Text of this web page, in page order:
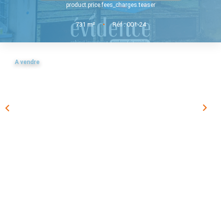
NOTRE AGENCE
CONTACT
product.price.fees_charges.teaser
731 m² • Réf : 001-24
A vendre